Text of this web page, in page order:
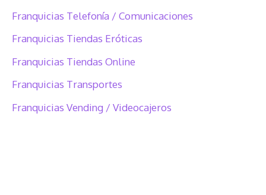
Franquicias Telefonía / Comunicaciones
Franquicias Tiendas Eróticas
Franquicias Tiendas Online
Franquicias Transportes
Franquicias Vending / Videocajeros